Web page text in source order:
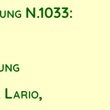
N.1033:
Lario,